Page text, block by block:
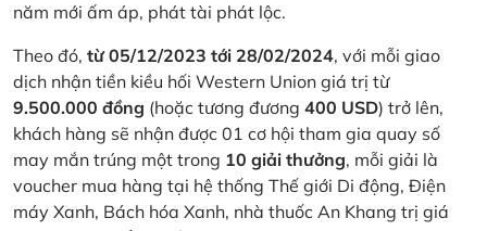
năm mới ấm áp, phát tài phát lộc.
Theo đó, từ 05/12/2023 tới 28/02/2024, với mỗi giao
dịch nhận tiền kiều hối Western Union giá trị từ
9.500.000 đồng (hoặc tương đương 400 USD) trở lên,
khách hàng sẽ nhận được 01 cơ hội tham gia quay số
may mắn trúng một trong 10 giải thưởng, mỗi giải là
voucher mua hàng tại hệ thống Thế giới Di động, Điện
máy Xanh, Bách hóa Xanh, nhà thuốc An Khang trị giá